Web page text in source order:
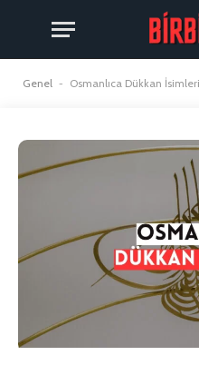
Genel - Osmanlıca Dükkan